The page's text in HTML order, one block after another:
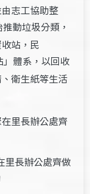
志工協助整
動垃圾分類，
站，民
體系，以回收
衛生紙等生活
里長辦公處齊做